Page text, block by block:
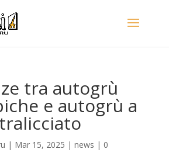
tra autogrù
e autogrù a
| Mar 15, 2025 | news | 0